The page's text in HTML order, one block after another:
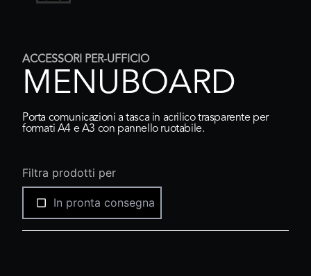
ACCESSORI PER-UFFICIO
MENUBOARD
Porta comunicazioni a tasca in acrilico trasparente per
formati A4 e A3 con pannello ruotabile.
Filtra prodotti per
In pronta consegna